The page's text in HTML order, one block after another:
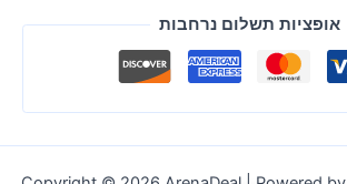
אופציות תשלום נרחבות